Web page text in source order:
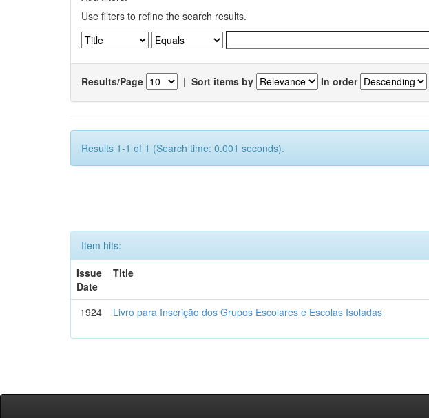
Use filters to refine the search results.
Results/Page | Sort items by In order
Results 1-1 of 1 (Search time: 0.001 seconds).
Item hits:
Issue
Date
Title
1924 Livro para Inscrição dos Grupos Escolares e Escolas Isoladas